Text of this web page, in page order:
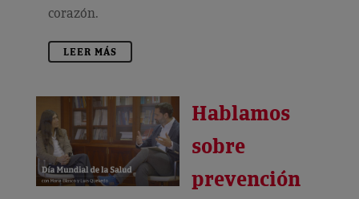
corazón.
LEER MÁS
Hablamos
sobre
prevención